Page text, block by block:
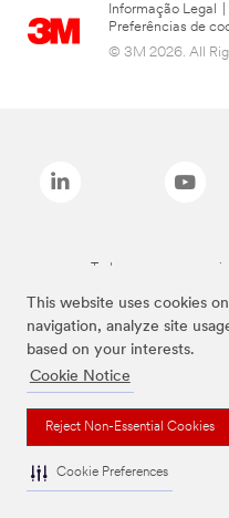
This website uses cookies
navigation, analyze site
based on your interests.
Cookie Notice
Reject Non-Essential Cookies
Cookie Preferences
Informação Legal
Preferências de
© 3M 2026. All
Todas as marcas